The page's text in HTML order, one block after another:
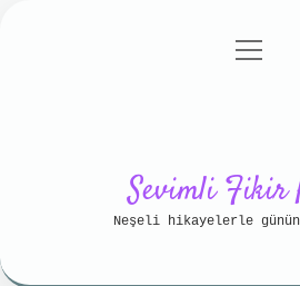
Gizlilik
menüyü
Sevimli Fikir
Neşeli hikayelerle